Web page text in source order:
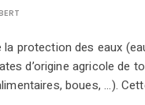
protection des eaux
d’origine agricole de
boues, ...).